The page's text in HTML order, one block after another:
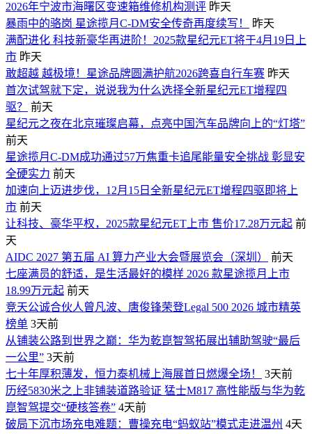
2026年宁波市海曙区变速箱维修机构测评 昨天
暴雨中的骆岗 星途揽月C-DM安全传奇再度续写！
昨天
满配进化 科技新豪华再进阶！2025款星纪元ET将于4月19日上
市 昨天
敢超越 越极境！星途品牌圆满护航2026跨喜自行车赛 昨天
首次试驾就下定，说说我为什么选择全新星纪元ET增程四
驱？
前天
星纪元之夜在北京璀璨启幕，点亮中国汽车品牌向上的“灯塔”
前天
星途揽月C-DM成功通过57万焦重卡追尾能量安全挑战 彰显安
全硬实力 前天
加速向上迈进步伐，12月15日全新星纪元ET增程四驱即将上
市 前天
让科技、豪华平权，2025款星纪元ET上市 售价17.28万元起 前
天
AIDC 2027 第五届 AI 算力产业大会暨展览会（深圳）
前天
七座满员的舒适，是生活最好的模样 2026 款星途揽月上市
18.99万元起 前天
竞天公诚合伙人曾凡波、唐俊锋荣登Legal 500 2026 城市精英
榜单 3天前
从铺装公路到世界之巅：华为乾崑智驾拓展出辅助驾驶“最后
一公里” 3天前
七十年厚积薄发，恒力泰机械上海展首日燃爆全场！
3天前
历经5830米之上非铺装道路验证 猛士M817 高性能版与华为乾
崑智驾提交“硬核答卷” 4天前
破局下沉市场充电难题：曹操充电“蚂蚁站”模式走进温州 4天